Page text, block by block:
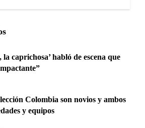
caprichosa’ habló de escena que
Colombia son novios y ambos
y equipos